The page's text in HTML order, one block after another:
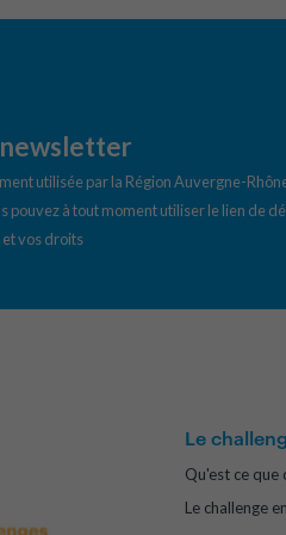
utilisée par la Région Auvergne-
pouvez à tout moment utiliser le lien de
et vos droits
Le
Qu'est ce que
Le challenge